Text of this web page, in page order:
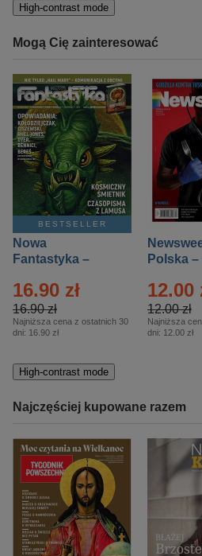
High-contrast mode
Mogą Cię zainteresować
BESTSELLER
Nowa
Fantastyka –
16.90 zł
16.90 zł
Najniższa cena z ostatnich 30
dni: 16.90 zł
Polska
12.00
12.00 zł
Najniższa
dni: 12.00 zł
High-contrast mode
Najczęściej kupowane razem